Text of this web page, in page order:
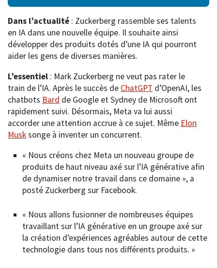
Dans l’actualité : Zuckerberg rassemble ses talents
en IA dans une nouvelle équipe. Il souhaite ainsi
développer des produits dotés d’une IA qui pourront
aider les gens de diverses manières.
L’essentiel : Mark Zuckerberg ne veut pas rater le
train de l’IA. Après le succès de ChatGPT d’OpenAI, les
chatbots Bard de Google et Sydney de Microsoft ont
rapidement suivi. Désormais, Meta va lui aussi
accorder une attention accrue à ce sujet. Même Elon
Musksonge à inventer un concurrent.
« Nous créons chez Meta un nouveau groupe de
produits de haut niveau axé sur l’IA générative afin
de dynamiser notre travail dans ce domaine », a
posté Zuckerberg sur Facebook.
« Nous allons fusionner de nombreuses équipes
travaillant sur l’IA générative en un groupe axé sur
la création d’expériences agréables autour de cette
technologie dans tous nos différents produits. »